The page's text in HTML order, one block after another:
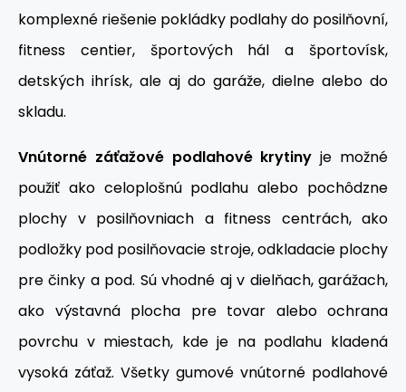
komplexné riešenie pokládky podlahy do posilňovní,
fitness centier, športových hál a športovísk,
detských ihrísk, ale aj do garáže, dielne alebo do
skladu.
Vnútorné záťažové podlahové krytiny je možné
použiť ako celoplošnú podlahu alebo pochôdzne
plochy v posilňovniach a fitness centrách, ako
podložky pod posilňovacie stroje, odkladacie plochy
pre činky a pod. Sú vhodné aj v dielňach, garážach,
ako výstavná plocha pre tovar alebo ochrana
povrchu v miestach, kde je na podlahu kladená
vysoká záťaž. Všetky gumové vnútorné podlahové